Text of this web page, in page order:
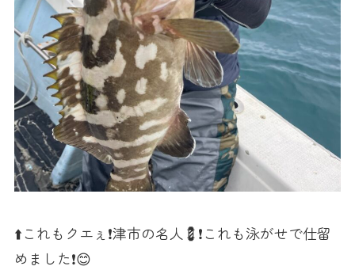
⬆️これもクエぇ❗️津市の名人💈❗️これも泳がせで仕留
めました❗️😊